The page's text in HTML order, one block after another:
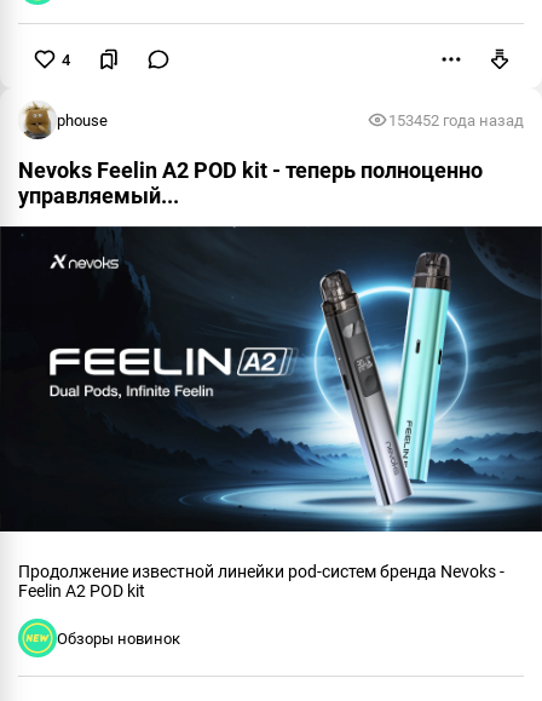
4
phouse 153452 года назад
Nevoks Feelin A2 POD kit - теперь полноценно
управляемый...
Продолжение известной линейки pod-систем бренда Nevoks -
Feelin A2 POD kit
Обзоры новинок
Пожаловаться